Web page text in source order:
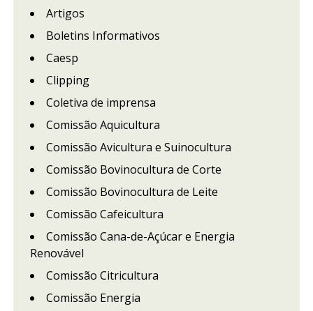
Artigos
Boletins Informativos
Caesp
Clipping
Coletiva de imprensa
Comissão Aquicultura
Comissão Avicultura e Suinocultura
Comissão Bovinocultura de Corte
Comissão Bovinocultura de Leite
Comissão Cafeicultura
Comissão Cana-de-Açúcar e Energia
Renovável
Comissão Citricultura
Comissão Energia